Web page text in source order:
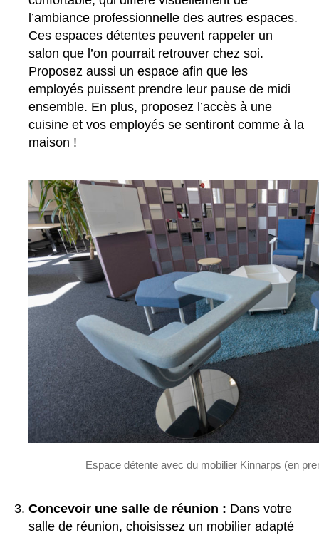
l’ambiance professionnelle des autres espaces.
Ces espaces détentes peuvent rappeler un
salon que l’on pourrait retrouver chez soi.
Proposez aussi un espace afin que les
employés puissent prendre leur pause de midi
ensemble. En plus, proposez l’accès à une
cuisine et vos employés se sentiront comme à la
maison !
Espace détente avec du mobilier Kinnarps (en
Concevoir une salle de réunion : Dans votre
salle de réunion, choisissez un mobilier adapté